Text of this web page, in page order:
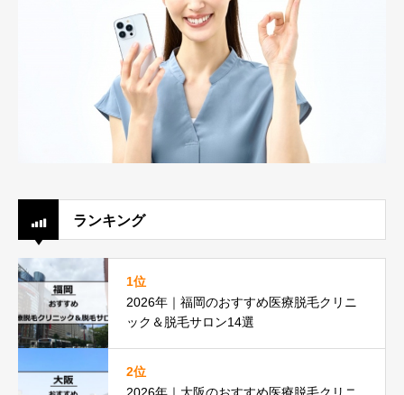
ランキング
1位
2026年｜福岡のおすすめ医療脱毛クリニ
ック＆脱毛サロン14選
2位
2026年｜大阪のおすすめ医療脱毛クリニ